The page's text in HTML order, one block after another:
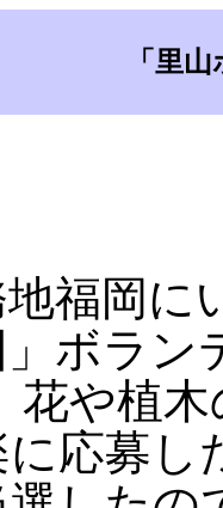
「里
福岡に
ボラン
花や植
応募し